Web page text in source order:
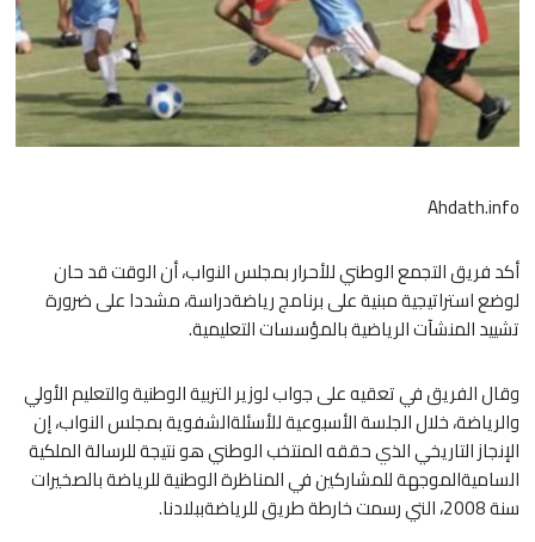
Ahdath.info
أكد فريق التجمع الوطني للأحرار بمجلس النواب، أن الوقت قد حان
لوضع استراتيجية مبنية على برنامج رياضةدراسة، مشددا على ضرورة
تشييد المنشآت الرياضية بالمؤسسات التعليمية.
وقال الفريق في تعقيه على جواب لوزير التربية الوطنية والتعليم الأولي
والرياضة، خلال الجلسة الأسبوعية للأسئلةالشفوية بمجلس النواب، إن
الإنجاز التاريخي الذي حققه المنتخب الوطني هو نتيجة للرسالة الملكية
الساميةالموجهة للمشاركين في المناظرة الوطنية للرياضة بالصخيرات
سنة 2008، التي رسمت خارطة طريق للرياضةببلادنا.